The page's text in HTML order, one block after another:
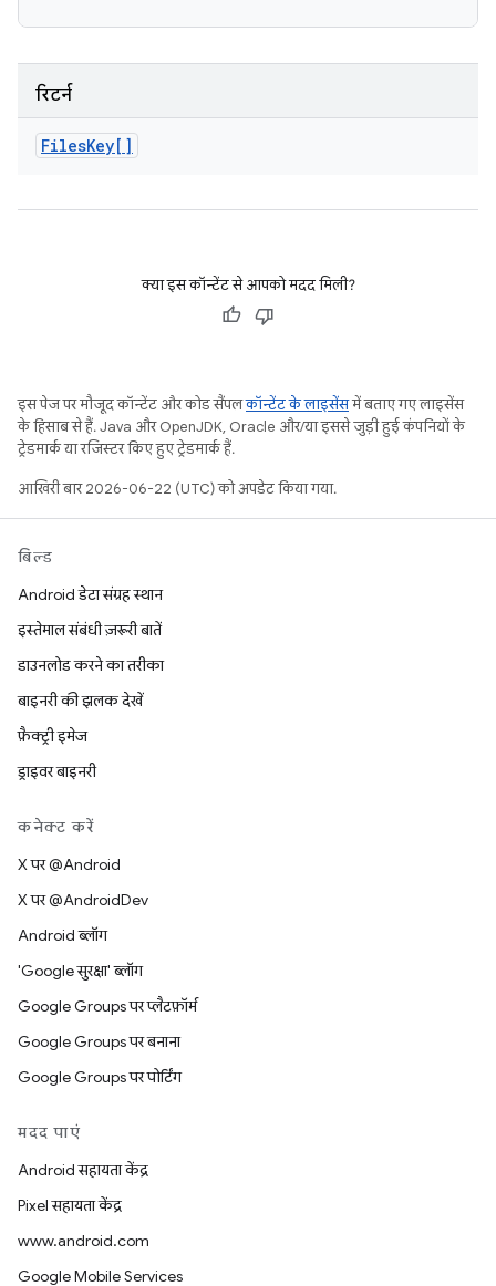
रिटर्न
FilesKey[]
क्या इस कॉन्टेंट से आपको मदद मिली?
इस पेज पर मौजूद कॉन्टेंट और कोड सैंपलकॉन्टेंट के लाइसेंसमें बताए गए लाइसेंस
के हिसाब से हैं. Java और OpenJDK, Oracle और/या इससे जुड़ी हुई कंपनियों के
ट्रेडमार्क या रजिस्टर किए हुए ट्रेडमार्क हैं.
आखिरी बार 2026-06-22 (UTC) को अपडेट किया गया.
बिल्ड
Android डेटा संग्रह स्थान
इस्तेमाल संबंधी ज़रूरी बातें
डाउनलोड करने का तरीका
बाइनरी की झलक देखें
फ़ैक्ट्री इमेज
ड्राइवर बाइनरी
कनेक्ट करें
X पर @Android
X पर @AndroidDev
Android ब्लॉग
'Google सुरक्षा' ब्लॉग
Google Groups पर प्लैटफ़ॉर्म
Google Groups पर बनाना
Google Groups पर पोर्टिंग
मदद पाएं
Android सहायता केंद्र
Pixel सहायता केंद्र
www.android.com
Google Mobile Services